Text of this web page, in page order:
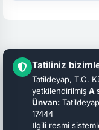
Tatiliniz
Tatildeyap, T.C.
yetkilendirilmiş A
Ünvan:
17444
İlgili resmi